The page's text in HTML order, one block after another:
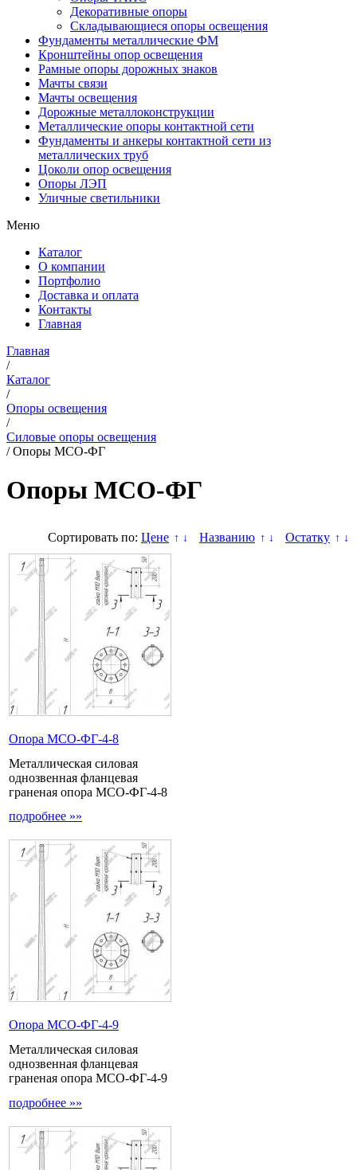
Декоративные опоры
Складывающиеся опоры освещения
Фундаменты металлические ФМ
Кронштейны опор освещения
Рамные опоры дорожных знаков
Мачты связи
Мачты освещения
Дорожные металлоконструкции
Металлические опоры контактной сети
Фундаменты и анкеры контактной сети из
металлических труб
Цоколи опор освещения
Опоры ЛЭП
Уличные светильники
Меню
Каталог
О компании
Портфолио
Доставка и оплата
Контакты
Главная
Главная
/
Каталог
/
Опоры освещения
/
Силовые опоры освещения
/Опоры МСО-ФГ
Опоры МСО-ФГ
Сортировать по: Цене ↑ ↓ Названию ↑ ↓ Остатку ↑ ↓
Опора МCО-ФГ-4-8
Металлическая силовая
однозвенная фланцевая
граненая опора МСО-ФГ-4-8
подробнее »»
Опора МCО-ФГ-4-9
Металлическая силовая
однозвенная фланцевая
граненая опора МСО-ФГ-4-9
подробнее »»